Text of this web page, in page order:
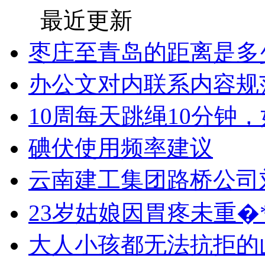
最近更新
枣庄至青岛的距离是
办公文对内联系内容
10周每天跳绳10分钟
碘伏使用频率建议
云南建工集团路桥公
23岁姑娘因胃疼未重
大人小孩都无法抗拒